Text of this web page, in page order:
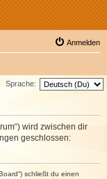
Anmelden
Sprache:
wird zwischen dir
geschlossen:
schließt du einen